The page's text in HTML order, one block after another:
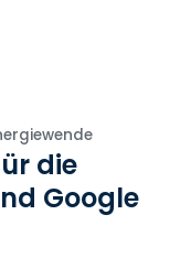
die
Google